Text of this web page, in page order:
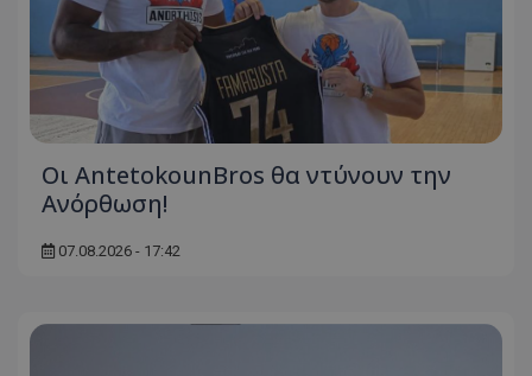
Οι AntetokounBros θα ντύνουν την
Ανόρθωση!
07.08.2026 - 17:42